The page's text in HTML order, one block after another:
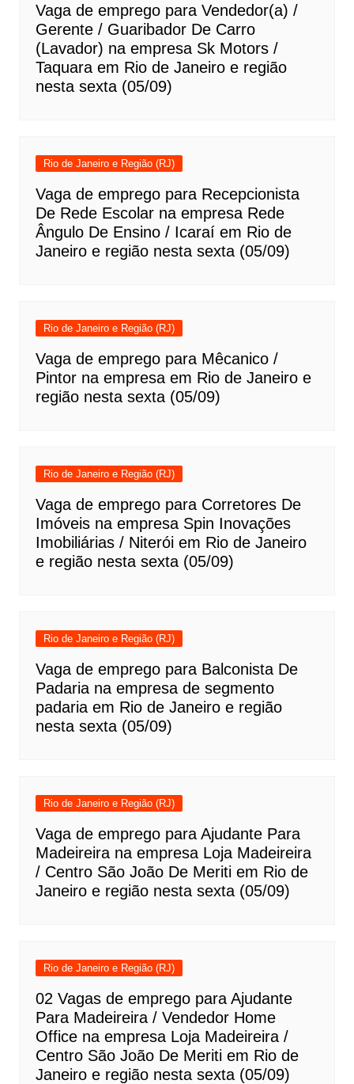
Vaga de emprego para Vendedor(a) /
Gerente / Guaribador De Carro
(Lavador) na empresa Sk Motors /
Taquara em Rio de Janeiro e região
nesta sexta (05/09)
Rio de Janeiro e Região (RJ)
Vaga de emprego para Recepcionista
De Rede Escolar na empresa Rede
Ângulo De Ensino / Icaraí em Rio de
Janeiro e região nesta sexta (05/09)
Rio de Janeiro e Região (RJ)
Vaga de emprego para Mêcanico /
Pintor na empresa em Rio de Janeiro e
região nesta sexta (05/09)
Rio de Janeiro e Região (RJ)
Vaga de emprego para Corretores De
Imóveis na empresa Spin Inovações
Imobiliárias / Niterói em Rio de Janeiro
e região nesta sexta (05/09)
Rio de Janeiro e Região (RJ)
Vaga de emprego para Balconista De
Padaria na empresa de segmento
padaria em Rio de Janeiro e região
nesta sexta (05/09)
Rio de Janeiro e Região (RJ)
Vaga de emprego para Ajudante Para
Madeireira na empresa Loja Madeireira
/ Centro São João De Meriti em Rio de
Janeiro e região nesta sexta (05/09)
Rio de Janeiro e Região (RJ)
02 Vagas de emprego para Ajudante
Para Madeireira / Vendedor Home
Office na empresa Loja Madeireira /
Centro São João De Meriti em Rio de
Janeiro e região nesta sexta (05/09)